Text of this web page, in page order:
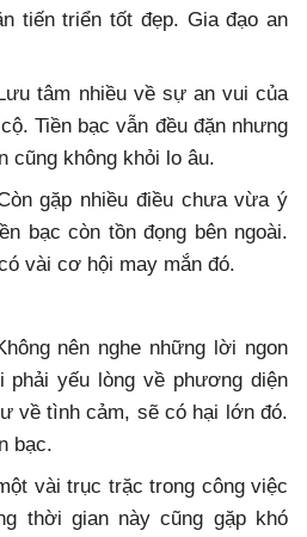
tiến triển tốt đẹp. Gia đạo an
tâm nhiều về sự an vui của
Tiền bạc vẫn đều đặn nhưng
cũng không khỏi lo âu.
gặp nhiều điều chưa vừa ý
bạc còn tồn đọng bên ngoài.
vài cơ hội may mắn đó.
nên nghe những lời ngon
phải yếu lòng về phương diện
về tình cảm, sẽ có hại lớn đó.
bạc.
vài trục trặc trong công việc
thời gian này cũng gặp khó